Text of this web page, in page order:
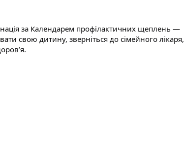
за Календарем профілактичних щеплень —
свою дитину, зверніться до сімейного лікаря,